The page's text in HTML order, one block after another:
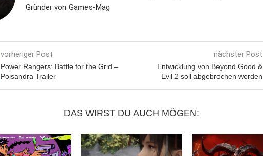
Gründer von Games-Mag
vorheriger Post
Power Rangers: Battle for the Grid –
Poisandra Trailer
nächster Post
Entwicklung von Beyond Good &
Evil 2 soll abgebrochen werden
DAS WIRST DU AUCH MÖGEN: